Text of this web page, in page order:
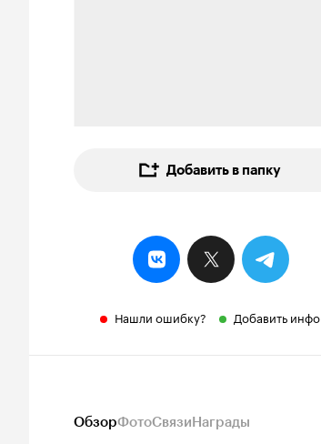
Добавить в папку
Нашли ошибку? Добавить инфо
ОбзорФотоСвязиНаграды